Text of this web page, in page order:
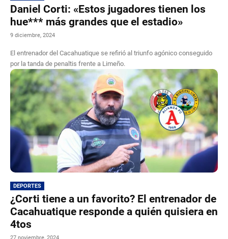
Daniel Corti: «Estos jugadores tienen los
hue*** más grandes que el estadio»
9 diciembre, 2024
El entrenador del Cacahuatique se refirió al triunfo agónico conseguido
por la tanda de penaltis frente a Limeño.
DEPORTES
¿Corti tiene a un favorito? El entrenador de
Cacahuatique responde a quién quisiera en
4tos
27 noviembre, 2024